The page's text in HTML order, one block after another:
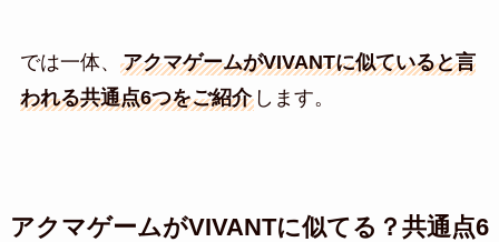
では一体、 アクマゲームがVIVANTに似ていると言
われる共通点6つをご紹介します。
アクマゲームがVIVANTに似てる？共通点6